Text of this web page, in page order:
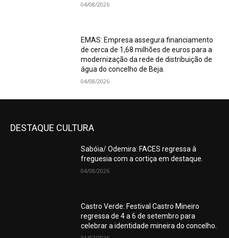
04/08/2026
EMAS: Empresa assegura financiamento
de cerca de 1,68 milhões de euros para a
modernização da rede de distribuição de
água do concelho de Beja.
04/08/2026
DESTAQUE CULTURA
Sabóia/ Odemira: FACES regressa à
freguesia com a cortiça em destaque.
04/08/2026
Castro Verde: Festival Castro Mineiro
regressa de 4 a 6 de setembro para
celebrar a identidade mineira do concelho.